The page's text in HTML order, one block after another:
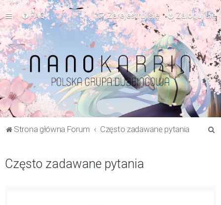
FAQ Zaloguj się
Zarejestruj się
Strona główna Forum Często zadawane pytania
Często zadawane pytania